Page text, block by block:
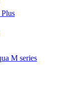
M series